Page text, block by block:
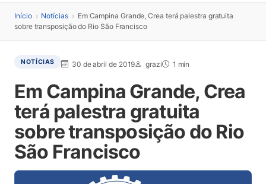
Início › Notícias › Em Campina Grande, Crea terá palestra gratuita
sobre transposição do Rio São Francisco
NOTÍCIAS 30 de abril de 2019 grazi 1 min
Em Campina Grande, Crea
terá palestra gratuita
sobre transposição do Rio
São Francisco